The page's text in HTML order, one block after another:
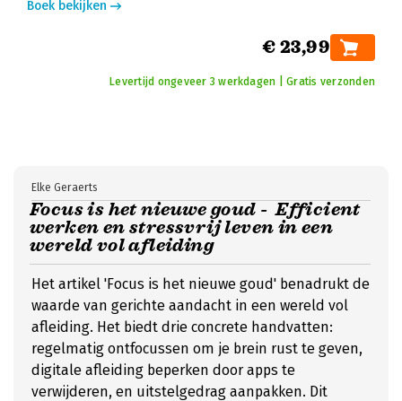
Boek bekijken
€ 23,99
Levertijd ongeveer 3 werkdagen | Gratis verzonden
Focus is het nieuwe goud - Efficient
werken en stressvrij leven in een
wereld vol afleiding
Elke Geraerts
Het artikel 'Focus is het nieuwe goud' benadrukt de
waarde van gerichte aandacht in een wereld vol
afleiding. Het biedt drie concrete handvatten:
regelmatig ontfocussen om je brein rust te geven,
digitale afleiding beperken door apps te
verwijderen, en uitstelgedrag aanpakken. Dit